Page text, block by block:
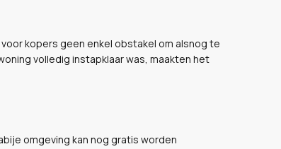
kopers geen enkel obstakel om alsnog te
volledig instapklaar was, maakten het
omgeving kan nog gratis worden